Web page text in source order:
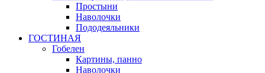
Простыни
Наволочки
Пододеяльники
ГОСТИНАЯ
Гобелен
Картины, панно
Наволочки